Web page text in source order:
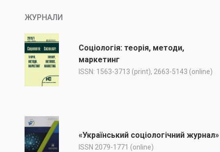
ЖУРНАЛИ
Соціологія: теорія, методи,
маркетинг
ISSN: 1563-3713 (print), 2663-5143 (online)
«Український соціологічний журнал»
ISSN 2079-1771 (online)